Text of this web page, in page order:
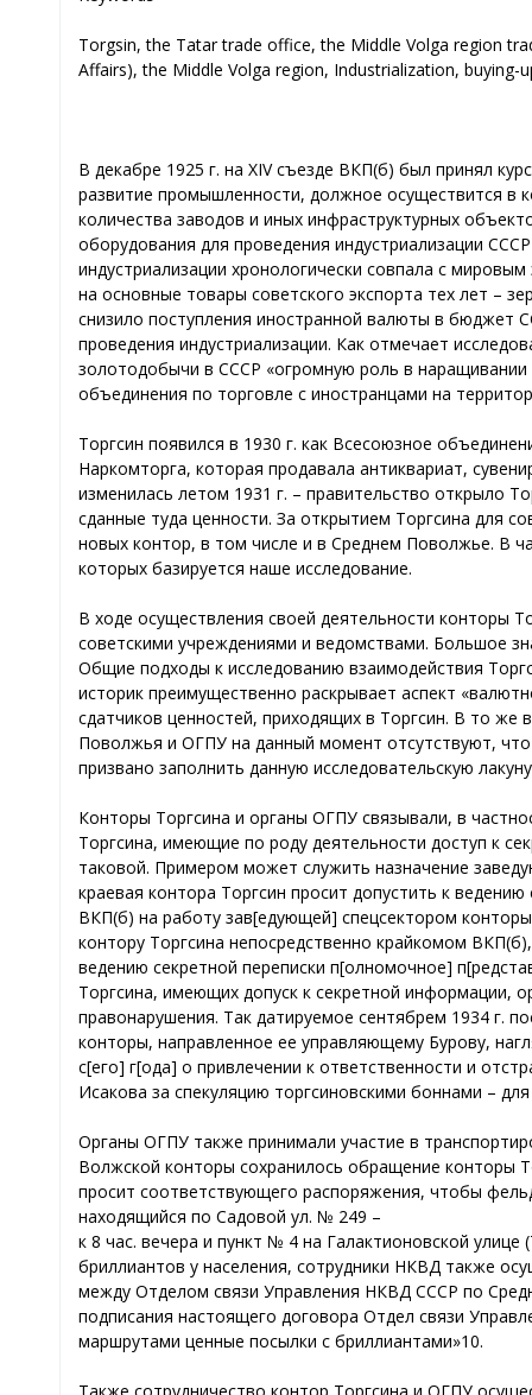
Torgsin, the Tatar trade office, the Middle Volga region
Affairs), the Middle Volga region, Industrialization, buying-
В декабре 1925 г. на XIV съезде ВКП(б) был принял
развитие промышленности, должное осуществится в
количества заводов и иных инфраструктурных
оборудования для проведения индустриализации
индустриализации хронологически совпала с
на основные товары советского экспорта тех лет –
снизило поступления иностранной валюты в бюджет
проведения индустриализации. Как отмечает
золотодобычи в СССР «огромную роль в
объединения по торговле с иностранцами на
Торгсин появился в 1930 г. как Всесоюзное
Наркомторга, которая продавала антиквариат,
изменилась летом 1931 г. – правительство открыло
сданные туда ценности. За открытием Торгсина для
новых контор, в том числе и в Среднем Поволжье. В
которых базируется наше исследование.
В ходе осуществления своей деятельности конторы
советскими учреждениями и ведомствами. Большое
Общие подходы к исследованию взаимодействия
историк преимущественно раскрывает аспект
сдатчиков ценностей, приходящих в Торгсин. В то
Поволжья и ОГПУ на данный момент отсутствуют,
призвано заполнить данную исследовательскую
Конторы Торгсина и органы ОГПУ связывали, в
Торгсина, имеющие по роду деятельности доступ к
таковой. Примером может служить назначение
краевая контора Торгсин просит допустить к
ВКП(б) на работу зав[едующей] спецсектором
контору Торгсина непосредственно крайкомом
ведению секретной переписки п[олномочное]
Торгсина, имеющих допуск к секретной информации,
правонарушения. Так датируемое сентябрем 1934 г.
конторы, направленное ее управляющему Бурову,
с[его] г[ода] о привлечении к ответственности и
Исакова за спекуляцию торгсиновскими боннами –
Органы ОГПУ также принимали участие в
Волжской конторы сохранилось обращение конторы
просит соответствующего распоряжения, чтобы
находящийся по Садовой ул. № 249 –
к 8 час. вечера и пункт № 4 на Галактионовской
бриллиантов у населения, сотрудники НКВД также
между Отделом связи Управления НКВД СССР по
подписания настоящего договора Отдел связи
маршрутами ценные посылки с бриллиантами»10.